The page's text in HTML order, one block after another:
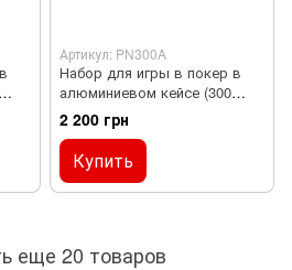
Артикул: PN300A
Набор для игры в покер в
алюминиевом кейсе (300
фишек)
2 200 грн
Купить
еще 20 товаров